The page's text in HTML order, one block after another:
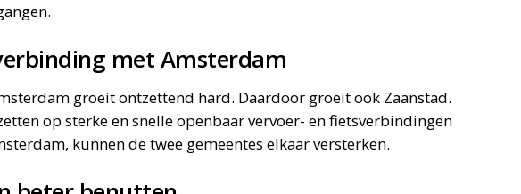
met Amsterdam
groeit ontzettend hard. Daardoor groeit ook Zaanstad.
op sterke en snelle openbaar vervoer- en fietsverbindingen
kunnen de twee gemeentes elkaar versterken.